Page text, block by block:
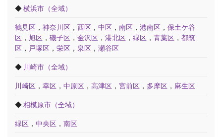
◆横浜市（全域）
鶴見区 ， 神奈川区 ， 西区 ， 中区 ， 南区 ， 港南区 ， 保土ケ谷
区 ， 旭区 ， 磯子区 ， 金沢区 ， 港北区 ， 緑区 ， 青葉区 ， 都筑
区 ， 戸塚区 ， 栄区 ， 泉区 ， 瀬谷区
◆ 川崎市（全域）
川崎区 ， 幸区 ， 中原区 ， 高津区 ， 宮前区 ， 多摩区 ， 麻生区
◆相模原市（全域）
緑区 ， 中央区 ， 南区